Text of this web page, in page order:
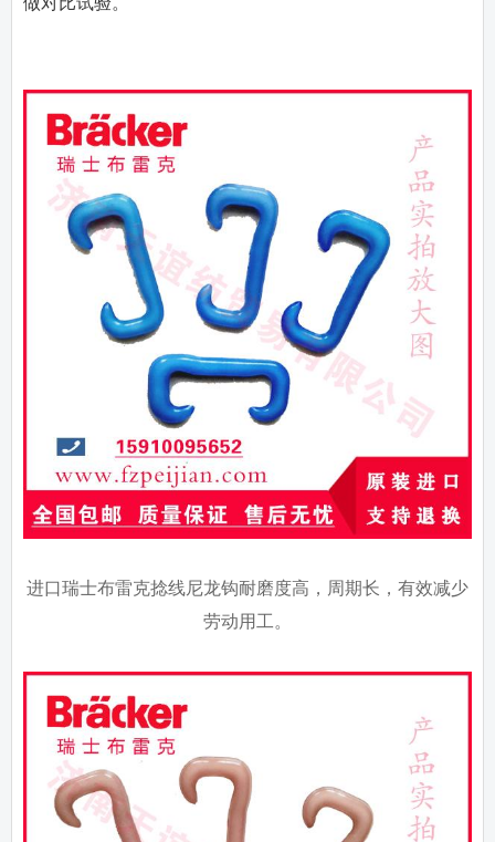
进口瑞士布雷克捻线尼龙钩耐磨度高，周期长，有效减少
劳动用工。